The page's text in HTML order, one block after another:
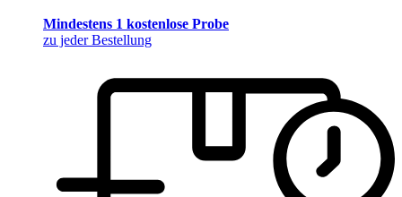
Mindestens 1 kostenlose Probe
zu jeder Bestellung